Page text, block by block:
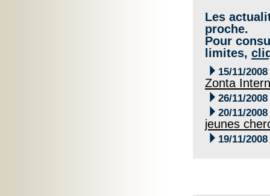
Les
proche.
Pour
limites,
 15/11/2008
Zonta
 26/11/2008
 20/11/2008
jeunes
 19/11/2008